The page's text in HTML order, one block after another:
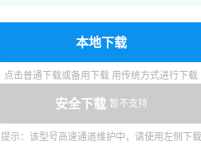
本地下载
点击普通下载或备用下载 用传统方式进行下载
安全下载 暂不支持
提示：该型号高速通道维护中，请使用左侧下载